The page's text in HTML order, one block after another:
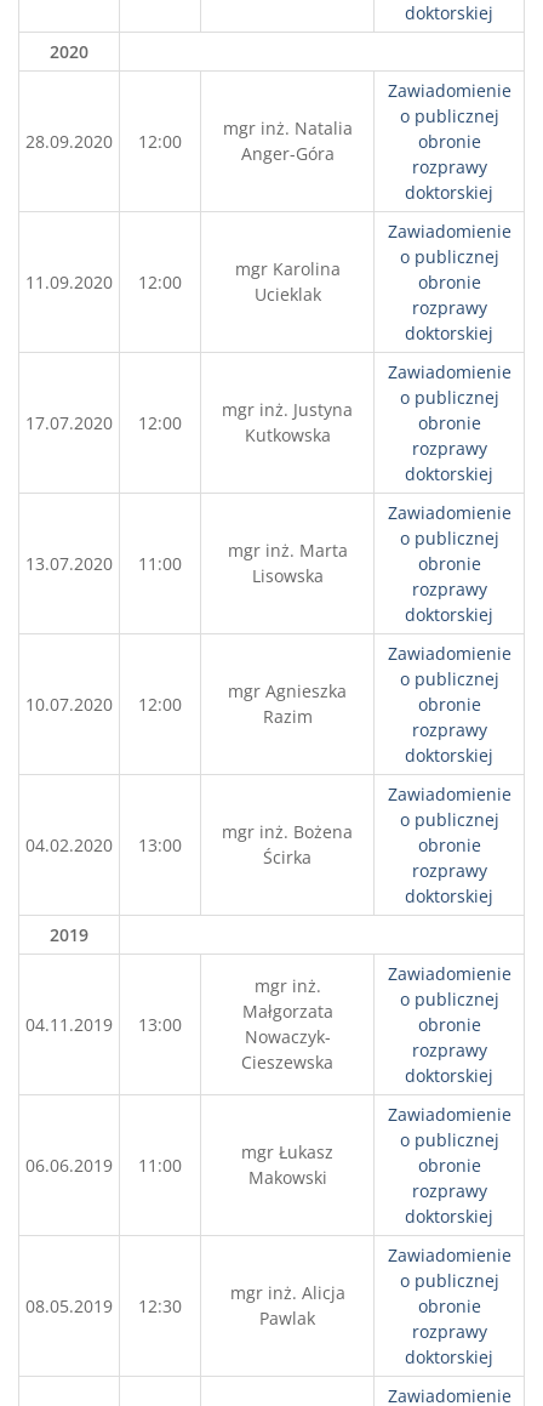
doktorskiej
2020
28.09.2020 12:00
mgr inż. Natalia
Anger-Góra
Zawiadomienie
o publicznej
obronie
rozprawy
doktorskiej
11.09.2020 12:00
mgr Karolina
Ucieklak
Zawiadomienie
o publicznej
obronie
rozprawy
doktorskiej
17.07.2020 12:00
mgr inż. Justyna
Kutkowska
Zawiadomienie
o publicznej
obronie
rozprawy
doktorskiej
13.07.2020 11:00
mgr inż. Marta
Lisowska
Zawiadomienie
o publicznej
obronie
rozprawy
doktorskiej
10.07.2020 12:00
mgr Agnieszka
Razim
Zawiadomienie
o publicznej
obronie
rozprawy
doktorskiej
04.02.2020 13:00
mgr inż. Bożena
Ścirka
Zawiadomienie
o publicznej
obronie
rozprawy
doktorskiej
2019
04.11.2019 13:00
mgr inż.
Małgorzata
Nowaczyk-
Cieszewska
Zawiadomienie
o publicznej
obronie
rozprawy
doktorskiej
06.06.2019 11:00
mgr Łukasz
Makowski
Zawiadomienie
o publicznej
obronie
rozprawy
doktorskiej
08.05.2019 12:30
mgr inż. Alicja
Pawlak
Zawiadomienie
o publicznej
obronie
rozprawy
doktorskiej
Zawiadomienie